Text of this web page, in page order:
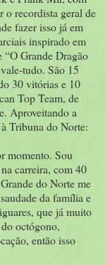
o recordista geral de
fazer isso já em
inspirado em
“O Grande Dragão
tudo. São 15
30 vitórias e 10
Top Team, de
Aproveitando a
Tribuna do Norte:
momento. Sou
carreira, com 40
do Norte me
da família e
que já muito
octógono,
então isso